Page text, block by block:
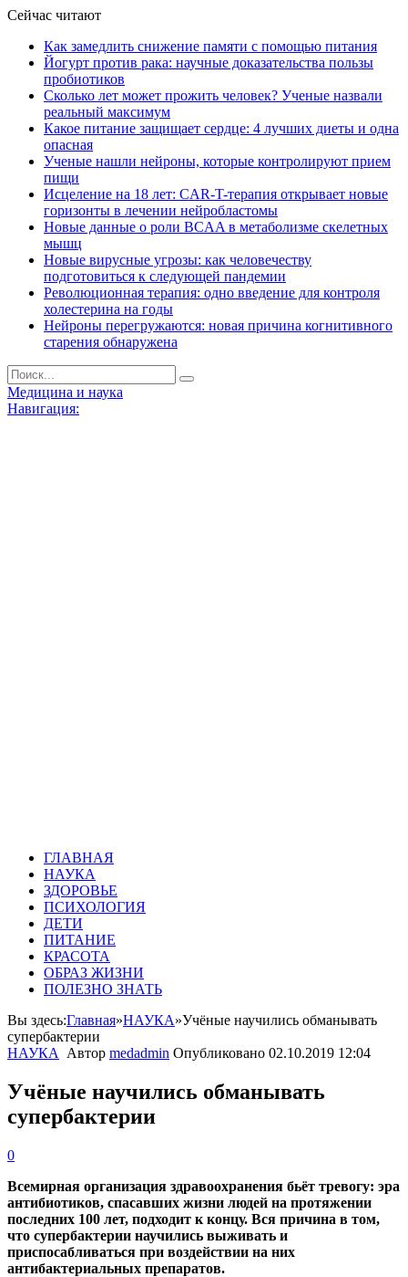
Сейчас читают
Как замедлить снижение памяти с помощью питания
Йогурт против рака: научные доказательства пользы
пробиотиков
Сколько лет может прожить человек? Ученые назвали
реальный максимум
Какое питание защищает сердце: 4 лучших диеты и одна
опасная
Ученые нашли нейроны, которые контролируют прием
пищи
Исцеление на 18 лет: CAR-T-терапия открывает новые
горизонты в лечении нейробластомы
Новые данные о роли BCAA в метаболизме скелетных
мышц
Новые вирусные угрозы: как человечеству
подготовиться к следующей пандемии
Революционная терапия: одно введение для контроля
холестерина на годы
Нейроны перегружаются: новая причина когнитивного
старения обнаружена
Медицина и наука
Навигация:
ГЛАВНАЯ
НАУКА
ЗДОРОВЬЕ
ПСИХОЛОГИЯ
ДЕТИ
ПИТАНИЕ
КРАСОТА
ОБРАЗ ЖИЗНИ
ПОЛЕЗНО ЗНАТЬ
Вы здесь:Главная»НАУКА»Учёные научились обманывать
супербактерии
НАУКА
Автор medadmin Опубликовано 02.10.2019 12:04
Учёные научились обманывать
супербактерии
0
Всемирная организация здравоохранения бьёт тревогу: эра
антибиотиков, спасавших жизни людей на протяжении
последних 100 лет, подходит к концу. Вся причина в том,
что супербактерии научились выживать и
приспосабливаться при воздействии на них
антибактериальных препаратов.